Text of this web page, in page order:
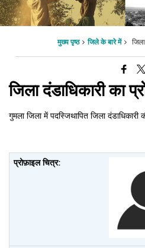
मुख्य पृष्ठ जिले के बारे में
जिला दंडाधिकारी का
गुमला जिला में पदस्जिथापित जिला दंडाधिकारी